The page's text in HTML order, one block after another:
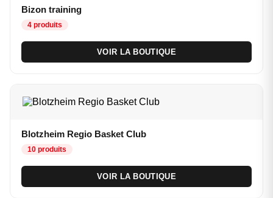
Bizon training
4 produits
VOIR LA BOUTIQUE
Blotzheim Regio Basket Club
10 produits
VOIR LA BOUTIQUE